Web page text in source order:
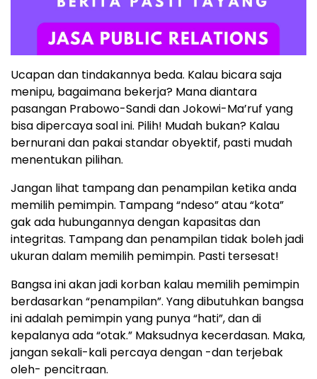
Ucapan dan tindakannya beda. Kalau bicara saja
menipu, bagaimana bekerja? Mana diantara
pasangan Prabowo-Sandi dan Jokowi-Ma’ruf yang
bisa dipercaya soal ini. Pilih! Mudah bukan? Kalau
bernurani dan pakai standar obyektif, pasti mudah
menentukan pilihan.
Jangan lihat tampang dan penampilan ketika anda
memilih pemimpin. Tampang “ndeso” atau “kota”
gak ada hubungannya dengan kapasitas dan
integritas. Tampang dan penampilan tidak boleh jadi
ukuran dalam memilih pemimpin. Pasti tersesat!
Bangsa ini akan jadi korban kalau memilih pemimpin
berdasarkan “penampilan”. Yang dibutuhkan bangsa
ini adalah pemimpin yang punya “hati”, dan di
kepalanya ada “otak.” Maksudnya kecerdasan. Maka,
jangan sekali-kali percaya dengan -dan terjebak
oleh- pencitraan.